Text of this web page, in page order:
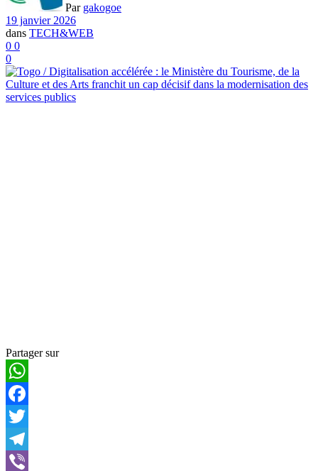
Par gakogoe
19 janvier 2026
dans TECH&WEB
0 0
0
Partager sur
WhatsApp
Facebook
Twitter
Telegram